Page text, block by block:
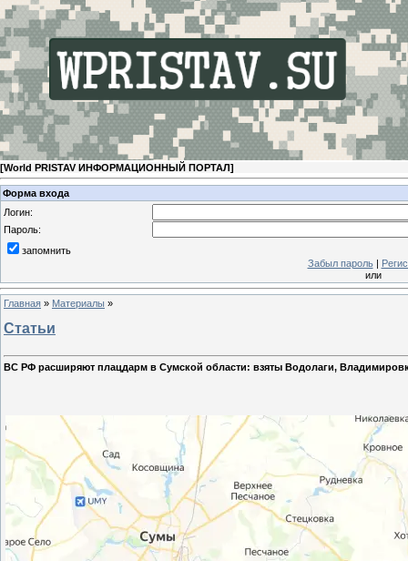
[World PRISTAV ИНФОРМАЦИОННЫЙ ПОРТАЛ]
Форма входа
Логин:
Пароль:
запомнить
Забыл пароль|
или
Главная » Материалы »
Статьи
ВС РФ расширяют плацдарм в Сумской области: взяты Водолаги,